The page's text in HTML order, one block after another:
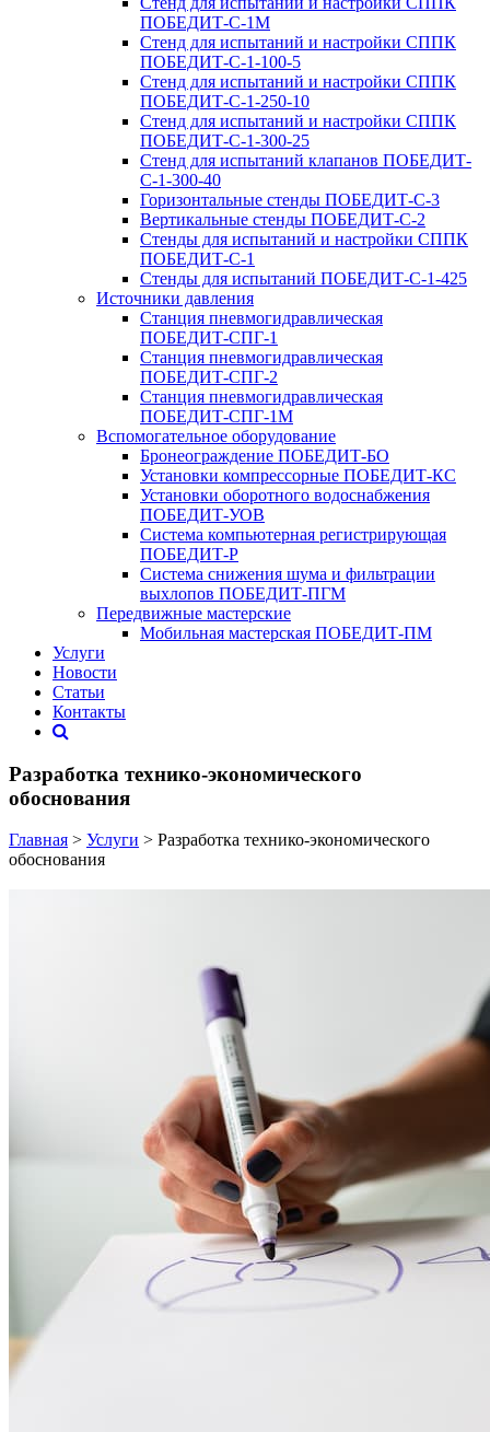
ПОБЕДИТ‑С‑1М
Стенд для испытаний и настройки СППК
ПОБЕДИТ‑С‑1‑100‑5
Стенд для испытаний и настройки СППК
ПОБЕДИТ‑С‑1‑250‑10
Стенд для испытаний и настройки СППК
ПОБЕДИТ-С-1-300-25
Стенд для испытаний клапанов ПОБЕДИТ-
С-1-300-40
Горизонтальные стенды ПОБЕДИТ‑С‑3
Вертикальные стенды ПОБЕДИТ‑С‑2
Стенды для испытаний и настройки СППК
ПОБЕДИТ‑С‑1
Стенды для испытаний ПОБЕДИТ‑С‑1‑425
Источники давления
Станция пневмогидравлическая
ПОБЕДИТ‑СПГ‑1
Станция пневмогидравлическая
ПОБЕДИТ‑СПГ‑2
Станция пневмогидравлическая
ПОБЕДИТ‑СПГ‑1М
Вспомогательное оборудование
Бронеограждение ПОБЕДИТ‑БО
Установки компрессорные ПОБЕДИТ‑КС
Установки оборотного водоснабжения
ПОБЕДИТ‑УОВ
Система компьютерная регистрирующая
ПОБЕДИТ-Р
Система снижения шума и фильтрации
выхлопов ПОБЕДИТ-ПГМ
Передвижные мастерские
Мобильная мастерская ПОБЕДИТ‑ПМ
Услуги
Новости
Статьи
Контакты
Разработка технико-экономического
обоснования
Главная > Услуги > Разработка технико-экономического
обоснования